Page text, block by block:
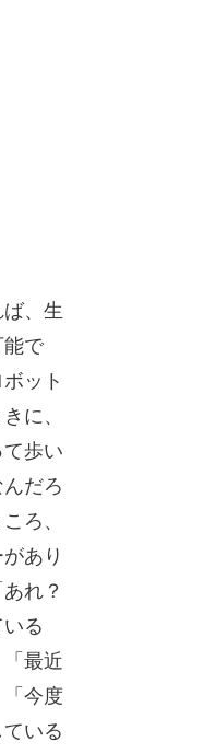
、生
能で
ット
に、
歩い
だろ
ろ、
あり
れ？
る
最近
今度
いる